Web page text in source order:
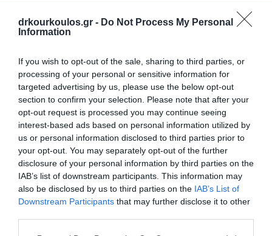
drkourkoulos.gr - Do Not Process My Personal
Information
If you wish to opt-out of the sale, sharing to third parties, or
processing of your personal or sensitive information for
targeted advertising by us, please use the below opt-out
section to confirm your selection. Please note that after your
opt-out request is processed you may continue seeing
interest-based ads based on personal information utilized by
us or personal information disclosed to third parties prior to
your opt-out. You may separately opt-out of the further
disclosure of your personal information by third parties on the
IAB’s list of downstream participants. This information may
also be disclosed by us to third parties on the IAB’s List of
Downstream Participants that may further disclose it to other
Μετά την επέμβαση
Τι αγωγή λαμβάνεται μετά
το γαστρικό μπαλόνι
Οι περισσότεροι ασθενείς επιστρέφουν στο
σπίτι λίγη ώρα μετά την τοποθέτηση του
γαστρικού μπαλονιού. Μπορεί να υπάρχει
πόνος στο στομάχι ή τάση για εμετό, που
αντιμετωπίζονται με τα αντίστοιχα
αναλγητικά, αντιόξινα και αντιεμετικά
φάρμακα. Πολύ σπάνια τα συμπτώματα μπορεί